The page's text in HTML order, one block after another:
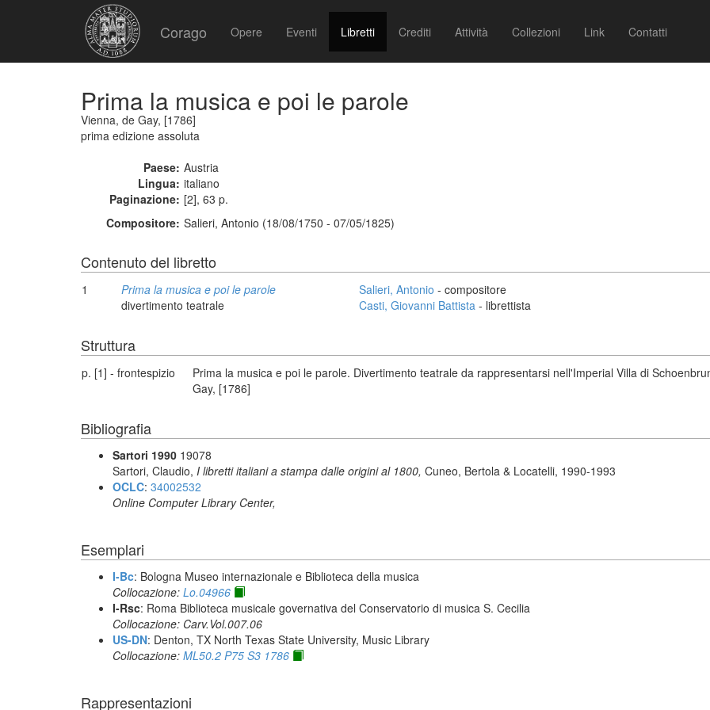
Corago Opere Eventi Libretti Crediti Attività Collezioni Link Contatti
Prima la musica e poi le parole
Vienna, de Gay, [1786]
prima edizione assoluta
Paese: Austria
Lingua: italiano
Paginazione: [2], 63 p.
Compositore: Salieri, Antonio (18/08/1750 - 07/05/1825)
Contenuto del libretto
1
Prima la musica e poi le parole
divertimento teatrale
Salieri, Antonio - compositore
Casti, Giovanni Battista - librettista
Struttura
p. [1] - frontespizio
Prima la musica e poi le parole. Divertimento teatrale da rappresentarsi nell'Imperial Villa di
Gay, [1786]
Bibliografia
Sartori 1990 19078
Sartori, Claudio, I libretti italiani a stampa dalle origini al 1800, Cuneo, Bertola & Locatelli, 1990-1993
OCLC: 34002532
Online Computer Library Center,
Esemplari
I-Bc: Bologna Museo internazionale e Biblioteca della musica
Collocazione: Lo.04966
I-Rsc: Roma Biblioteca musicale governativa del Conservatorio di musica S. Cecilia
Collocazione: Carv.Vol.007.06
US-DN: Denton, TX North Texas State University, Music Library
Collocazione: ML50.2 P75 S3 1786
Rappresentazioni